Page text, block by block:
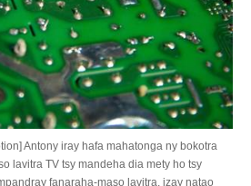
Antony iray hafa mahatonga ny bokotra
lavitra TV tsy mandeha dia mety ho tsy
fanaraha-maso lavitra, izay natao